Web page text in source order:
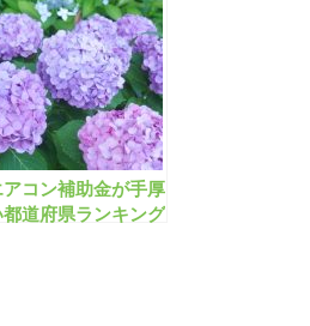
など
アコン補助金が手厚
都道府県ランキング